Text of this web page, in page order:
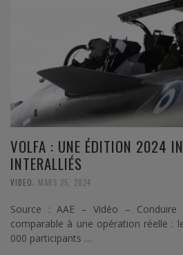
VOLFA : UNE ÉDITION 2024
INTERALLIÉS
VIDEO MARS 25, 2024
Source : AAE – Vidéo – Conduire
comparable à une opération réelle :
000 participants …